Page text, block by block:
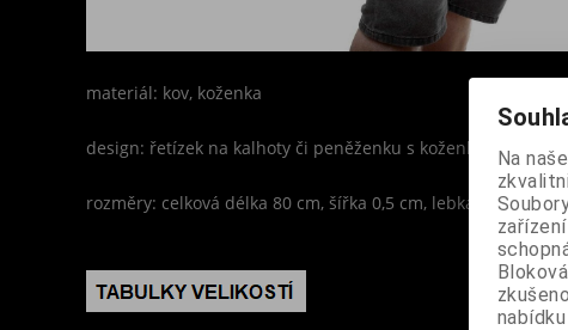
materiál: kov, koženka
design: řetízek na kalhoty či peněženku s koženkovým
rozměry: celková délka 80 cm, šířka 0,5 cm, lebka 3 x 2,2 cm
Na